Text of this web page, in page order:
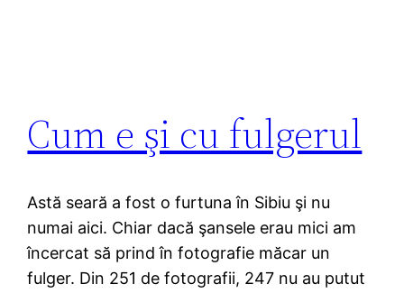
Cum e şi cu fulgerul
Astă seară a fost o furtuna în Sibiu şi nu
numai aici. Chiar dacă şansele erau mici am
încercat să prind în fotografie măcar un
fulger. Din 251 de fotografii, 247 nu au putut